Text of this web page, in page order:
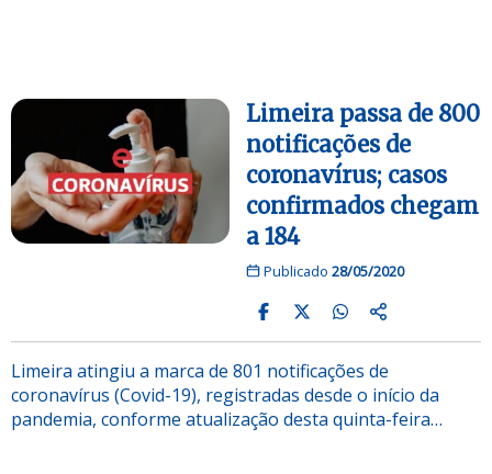
Limeira passa de 800
notificações de
coronavírus; casos
confirmados chegam
a 184
Publicado 28/05/2020
Limeira atingiu a marca de 801 notificações de
coronavírus (Covid-19), registradas desde o início da
pandemia, conforme atualização desta quinta-feira…